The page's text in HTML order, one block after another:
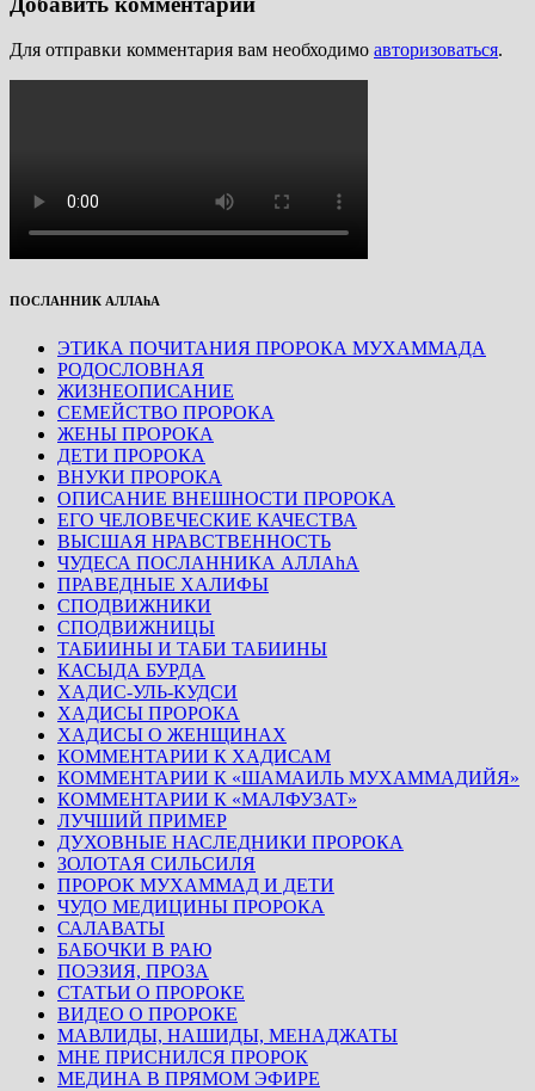
Для отправки комментария вам необходимо авторизоваться.
ПОСЛАННИК АЛЛАhА
ЭТИКА ПОЧИТАНИЯ ПРОРОКА МУХАММАДА
РОДОСЛОВНАЯ
ЖИЗНЕОПИСАНИЕ
СЕМЕЙСТВО ПРОРОКА
ЖЕНЫ ПРОРОКА
ДЕТИ ПРОРОКА
ВНУКИ ПРОРОКА
ОПИСАНИЕ ВНЕШНОСТИ ПРОРОКА
ЕГО ЧЕЛОВЕЧЕСКИЕ КАЧЕСТВА
ВЫСШАЯ НРАВСТВЕННОСТЬ
ЧУДЕСА ПОСЛАННИКА АЛЛАhА
ПРАВЕДНЫЕ ХАЛИФЫ
СПОДВИЖНИКИ
СПОДВИЖНИЦЫ
ТАБИИНЫ И ТАБИ ТАБИИНЫ
КАСЫДА БУРДА
ХАДИС-УЛЬ-КУДСИ
ХАДИСЫ ПРОРОКА
ХАДИСЫ О ЖЕНЩИНАХ
КОММЕНТАРИИ К ХАДИСАМ
КОММЕНТАРИИ К «ШАМАИЛЬ МУХАММАДИЙЯ»
КОММЕНТАРИИ К «МАЛФУЗАТ»
ЛУЧШИЙ ПРИМЕР
ДУХОВНЫЕ НАСЛЕДНИКИ ПРОРОКА
ЗОЛОТАЯ СИЛЬСИЛЯ
ПРОРОК МУХАММАД И ДЕТИ
ЧУДО МЕДИЦИНЫ ПРОРОКА
САЛАВАТЫ
БАБОЧКИ В РАЮ
ПОЭЗИЯ, ПРОЗА
СТАТЬИ О ПРОРОКЕ
ВИДЕО О ПРОРОКЕ
МАВЛИДЫ, НАШИДЫ, МЕНАДЖАТЫ
МНЕ ПРИСНИЛСЯ ПРОРОК
МЕДИНА В ПРЯМОМ ЭФИРЕ